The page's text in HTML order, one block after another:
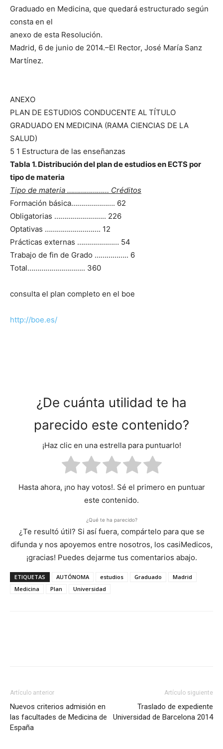
Graduado en Medicina, que quedará estructurado según
consta en el
anexo de esta Resolución.
Madrid, 6 de junio de 2014.–El Rector, José María Sanz
Martínez.
ANEXO
PLAN DE ESTUDIOS CONDUCENTE AL TÍTULO
GRADUADO EN MEDICINA (RAMA CIENCIAS DE LA
SALUD)
5 1 Estructura de las enseñanzas
Tabla 1. Distribución del plan de estudios en ECTS por
tipo de materia
Tipo de materia ………………… Créditos
Formación básica…………………. 62
Obligatorias …………………….. 226
Optativas ………………………. 12
Prácticas externas ………………… 54
Trabajo de fin de Grado …………….. 6
Total……………………….. 360
consulta el plan completo en el boe
http://boe.es/
¿De cuánta utilidad te ha
parecido este contenido?
¡Haz clic en una estrella para puntuarlo!
Hasta ahora, ¡no hay votos!. Sé el primero en puntuar
este contenido.
¿Qué te ha parecido?
¿Te resultó útil? Si así fuera, compártelo para que se
difunda y nos apoyemos entre nosotros, los casiMedicos,
¡gracias! Puedes dejarme tus comentarios abajo.
ETIQUETAS AUTÓNOMA estudios Graduado
Madrid
Medicina
Plan Universidad
Artículo anterior
Nuevos criterios admisión en
las facultades de Medicina de
España
Artículo siguiente
Traslado de expediente
Universidad de Barcelona 2014